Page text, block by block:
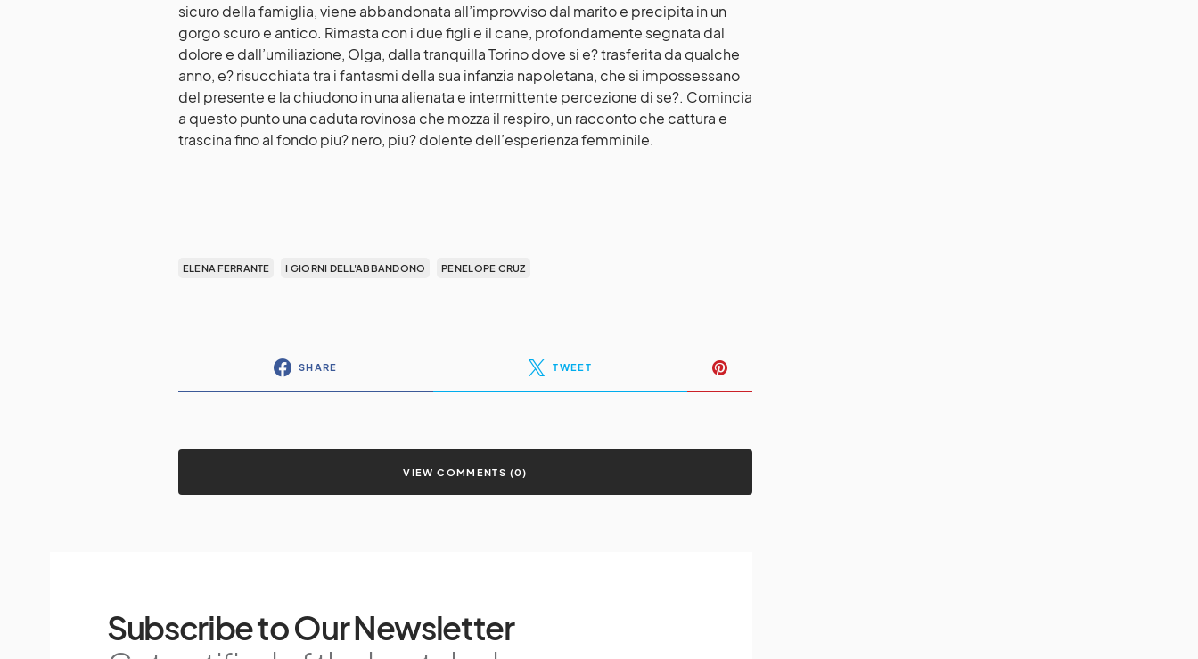
sicuro della famiglia, viene abbandonata all’improvviso dal marito e precipita in un
gorgo scuro e antico. Rimasta con i due figli e il cane, profondamente segnata dal
dolore e dall’umiliazione, Olga, dalla tranquilla Torino dove si e? trasferita da qualche
anno, e? risucchiata tra i fantasmi della sua infanzia napoletana, che si impossessano
del presente e la chiudono in una alienata e intermittente percezione di se?. Comincia
a questo punto una caduta rovinosa che mozza il respiro, un racconto che cattura e
trascina fino al fondo piu? nero, piu? dolente dell’esperienza femminile.
ELENA FERRANTE I GIORNI DELL'ABBANDONO PENELOPE CRUZ
SHARE TWEET
VIEW COMMENTS (0)
Subscribe to Our Newsletter